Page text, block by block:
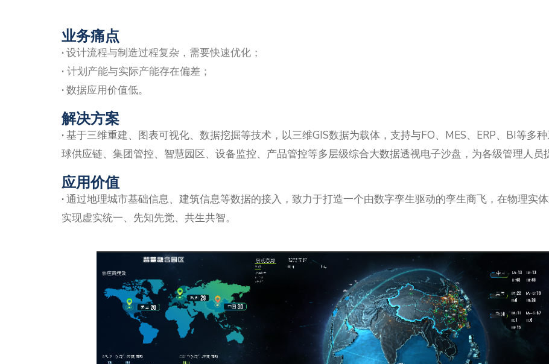
业务痛点
· 设计流程与制造过程复杂，需要快速优化；
· 计划产能与实际产能存在偏差；
· 数据应用价值低。
解决方案
· 基于三维重建、图表可视化、数据挖掘等技术，以三维GIS数据为载体，支持与FO、MES、ERP、BI等多
球供应链、集团管控、智慧园区、设备监控、产品管控等多层级综合大数据透视电子沙盘，为各级管理人员
应用价值
· 通过地理城市基础信息、建筑信息等数据的接入，致力于打造一个由数字孪生驱动的孪生商飞，在物理实
实现虚实统一、先知先觉、共生共智。